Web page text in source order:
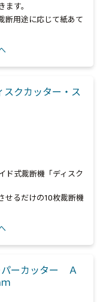
す。
断用途に応じて紙あて
クカッター・ス
ド式裁断機「ディスク
せるだけの10枚裁断機
ーカッター Ａ
ｍ